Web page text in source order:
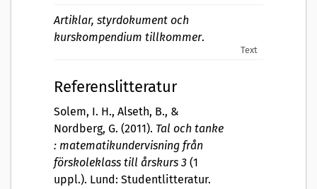
Artiklar, styrdokument och
kurskompendium tillkommer.
Text
Referenslitteratur
Solem, I. H., Alseth, B., &
Nordberg, G. (2011). Tal och tanke
: matematikundervisning från
förskoleklass till årskurs 3 (1
uppl.). Lund: Studentlitteratur.